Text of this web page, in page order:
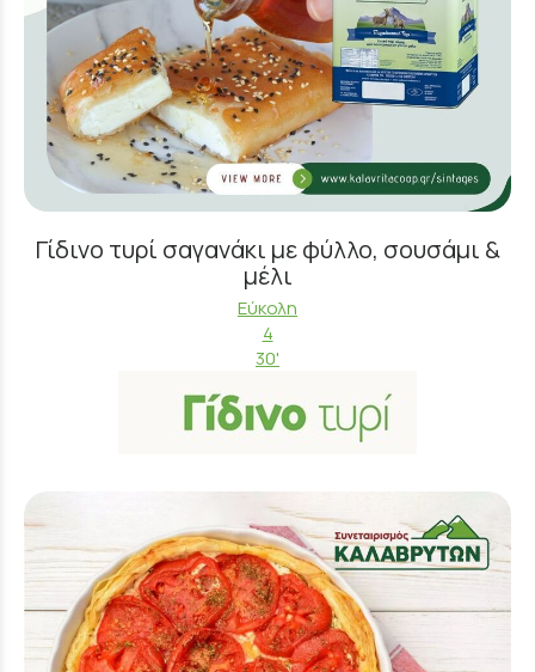
Γίδινο τυρί σαγανάκι με φύλλο, σουσάμι &
μέλι
Εύκολη
4
30'